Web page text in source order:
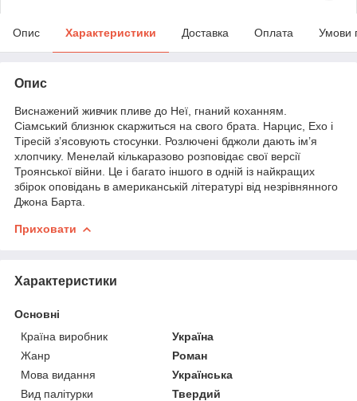
Опис Характеристики Доставка Оплата Умови
Опис
Виснажений живчик пливе до Неї, гнаний коханням.
Сіамський близнюк скаржиться на свого брата. Нарцис, Ехо і
Тіресій з’ясовують стосунки. Розлючені бджоли дають ім’я
хлопчику. Менелай кількаразово розповідає свої версії
Троянської війни. Це і багато іншого в одній із найкращих
збірок оповідань в американській літературі від незрівнянного
Джона Барта.
Приховати
Характеристики
Основні
Країна виробник
Україна
Жанр
Роман
Мова видання
Українська
Вид палітурки
Твердий